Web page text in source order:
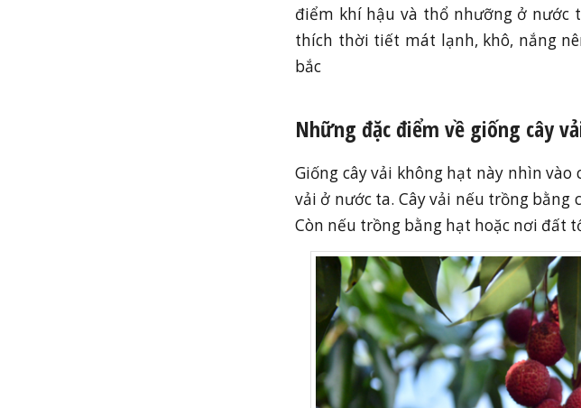
điểm khí hậu và thổ nhưỡng ở nước
thích thời tiết mát lạnh, khô, nắng
bắc
Những đặc điểm về giống cây
Giống cây vải không hạt này nhìn
vải ở nước ta. Cây vải nếu trồng bằng
Còn nếu trồng bằng hạt hoặc nơi đất